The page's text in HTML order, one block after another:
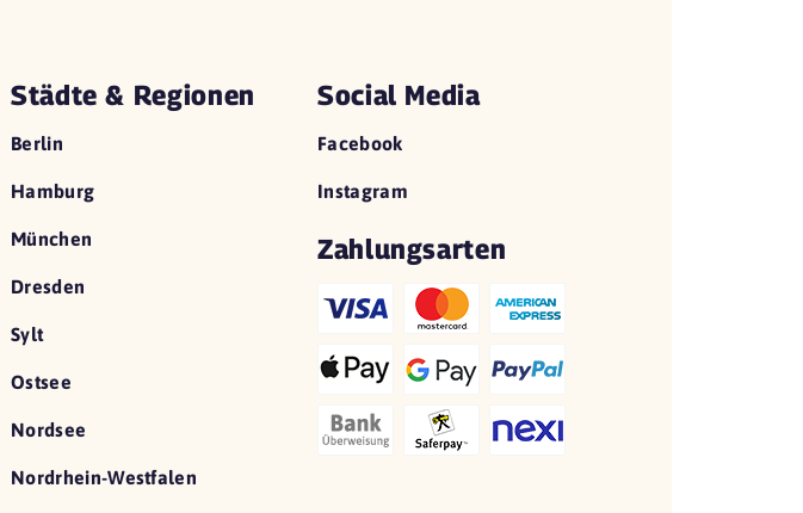
Städte & Regionen
Berlin
Hamburg
München
Dresden
Sylt
Ostsee
Nordsee
Nordrhein-Westfalen
Social Media
Facebook
Instagram
Zahlungsarten